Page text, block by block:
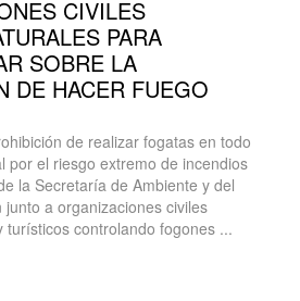
CIVILES
PARA
SOBRE LA
DE HACER FUEGO
de realizar fogatas en todo
por el riesgo extremo de incendios
la Secretaría de Ambiente y del
junto a organizaciones civiles
turísticos controlando fogones ...